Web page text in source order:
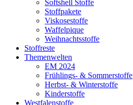
Softshell Stoffe
Stoffpakete
Viskosestoffe
Waffelpique
Weihnachtsstoffe
Stoffreste
Themenwelten
EM 2024
Frühlings- & Sommerstoffe
Herbst- & Winterstoffe
Kinderstoffe
Westfalenstoffe